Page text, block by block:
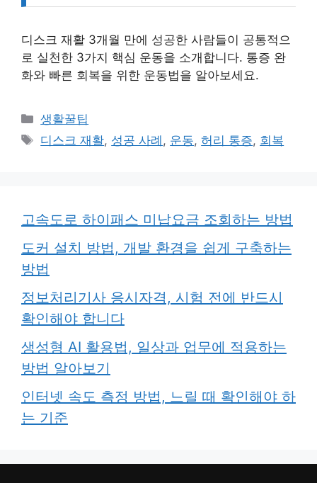
디스크 재활 3개월 만에 성공한 사람들이 공통적으
로 실천한 3가지 핵심 운동을 소개합니다. 통증 완
화와 빠른 회복을 위한 운동법을 알아보세요.
카
테
고
생활꿀팁
태
디스크 재활, 성공 사례 , 운동,허리 통증, 회복
고속도로 하이패스 미납요금 조회하는 방법
도커 설치 방법, 개발 환경을 쉽게 구축하는
방법
정보처리기사 응시자격, 시험 전에 반드시
확인해야 합니다
생성형 AI 활용법, 일상과 업무에 적용하는
방법 알아보기
인터넷 속도 측정 방법, 느릴 때 확인해야 하
는 기준